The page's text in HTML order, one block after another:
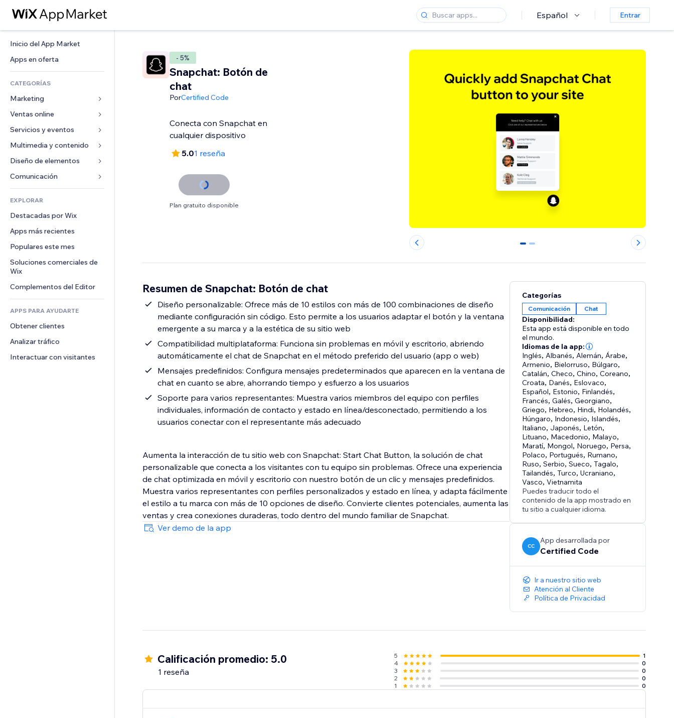
Español Entrar
Inicio del App Market
Apps en oferta
CATEGORÍAS
Marketing
Anuncios
Móvil
Analíticas
Anuncios del sitio
Email
Ventas online
Apps para tiendas
Envíos y entregas
Botones de venta
Contabilidad
Cupones y fidelización
Almacenamiento de mercancía
Crowdfunding
Alimentos y bebidas
Servicios y eventos
Hoteles
Eventos
Restaurantes
Inmobiliarias
Reservas
Multimedia y contenido
Galerías
Música
Pódcast
Fotografía
Video
PDF
Compartir archivos
Noticias
Servicios de contenido
Efectos de texto
Diseño de elementos
Mapas y navegación
Privacidad y seguridad
Reloj
Plantillas para páginas
Efectos de imágenes
Botones y menús
Banners e insignias
Calculadoras
Buscar
Formularios
Encuestas
Chat
Comentarios
Teléfono
Comunidad
Reseñas y testimonios
EXPLORAR
Destacadas por Wix
Apps más recientes
Populares este mes
Soluciones comerciales de
Wix
Complementos del Editor
APPS PARA AYUDARTE
Obtener clientes
Analizar tráfico
Interactuar con visitantes
- 5%
Snapchat: Botón de
chat
PorCertified Code
Conecta con Snapchat en
cualquier dispositivo
5.01 reseña
Plan gratuito disponible
0 1
Resumen de Snapchat: Botón de chat
Diseño personalizable: Ofrece más de 10 estilos con más de 100 combinaciones de diseño
mediante configuración sin código. Esto permite a los usuarios adaptar el botón y la ventana
emergente a su marca y a la estética de su sitio web
Compatibilidad multiplataforma: Funciona sin problemas en móvil y escritorio, abriendo
automáticamente el chat de Snapchat en el método preferido del usuario (app o web)
Mensajes predefinidos: Configura mensajes predeterminados que aparecen en la ventana de
chat en cuanto se abre, ahorrando tiempo y esfuerzo a los usuarios
Soporte para varios representantes: Muestra varios miembros del equipo con perfiles
individuales, información de contacto y estado en línea/desconectado, permitiendo a los
usuarios conectar con el representante más adecuado
Aumenta la interacción de tu sitio web con Snapchat: Start Chat Button, la solución de chat
personalizable que conecta a los visitantes con tu equipo sin problemas. Ofrece una experiencia
de chat optimizada en móvil y escritorio con nuestro botón de un clic y mensajes predefinidos.
Muestra varios representantes con perfiles personalizados y estado en línea, y adapta fácilmente
el estilo a tu marca con más de 10 opciones de diseño. Convierte clientes potenciales, aumenta las
ventas y crea conexiones duraderas, todo dentro del mundo familiar de Snapchat.
Ver demo de la app
Categorías
Comunicación Chat
Disponibilidad:
Esta app está disponible en todo
el mundo.
Idiomas de la app:
Inglés, Albanés, Alemán, Árabe,
Armenio, Bielorruso, Búlgaro,
Catalán,Checo,Chino,Coreano,
Croata, Danés, Eslovaco,
Español, Estonio, Finlandés,
Francés,Galés,Georgiano,
Griego, Hebreo, Hindi, Holandés,
Húngaro, Indonesio, Islandés,
Italiano, Japonés, Letón,
Lituano, Macedonio, Malayo,
Maratí, Mongol, Noruego, Persa,
Polaco, Portugués, Rumano,
Ruso,Serbio,Sueco,Tagalo,
Tailandés,Turco,Ucraniano,
Vasco,Vietnamita
Puedes traducir todo el
contenido de la app mostrado en
tu sitio a cualquier idioma.
CC
App desarrollada por
Certified Code
Ir a nuestro sitio web
Atención al Cliente
Política de Privacidad
Calificación promedio: 5.0
1 reseña
5
1
4
0
3
0
2
0
1
0